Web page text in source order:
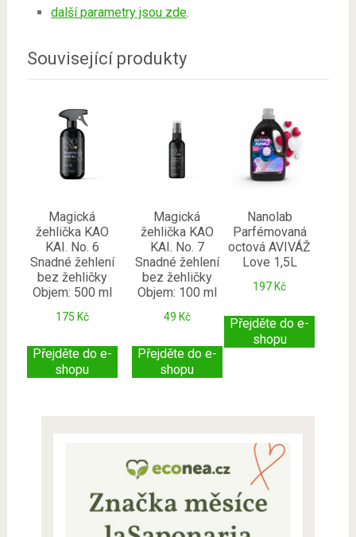
další parametry jsou zde.
Související produkty
Magická
žehlička KAO
KAI. No. 6
Snadné žehlení
bez žehličky
Objem: 500 ml
175 Kč
Přejděte do e-
shopu
Nanolab
Parfémovaná
octová AVIVÁŽ
Love 1,5L
197 Kč
Přejděte do e-
shopu
Magická
žehlička KAO
KAI. No. 7
Snadné žehlení
bez žehličky
Objem: 100 ml
49 Kč
Přejděte do e-
shopu